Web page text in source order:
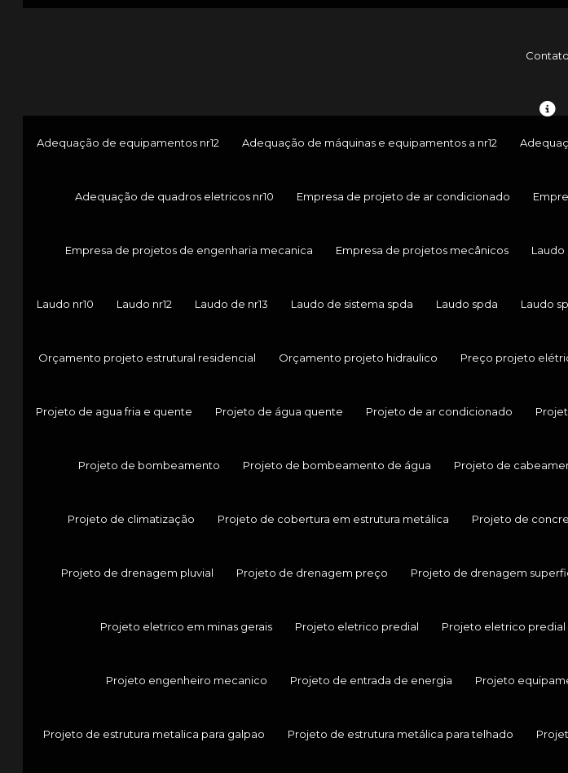
Contato
Adequação de equipamentos nr12 Adequação de máquinas e equipamentos a nr12
Adequação de quadros eletricos nr10 Empresa de projeto de ar condicionado
Empresa de projetos de engenharia mecanica Empresa de projetos mecânicos Laudo
Laudo nr10 Laudo nr12 Laudo de nr13 Laudo de sistema spda Laudo spda Laudo
Orçamento projeto estrutural residencial Orçamento projeto hidraulico Preço projeto
Projeto de agua fria e quente Projeto de água quente Projeto de ar condicionado
Projeto de bombeamento Projeto de bombeamento de água Projeto de
Projeto de climatização Projeto de cobertura em estrutura metálica Projeto de
Projeto de drenagem pluvial Projeto de drenagem preço Projeto de drenagem
Projeto eletrico em minas gerais Projeto eletrico predial Projeto eletrico predial
Projeto engenheiro mecanico Projeto de entrada de energia Projeto
Projeto de estrutura metalica para galpao Projeto de estrutura metálica para telhado